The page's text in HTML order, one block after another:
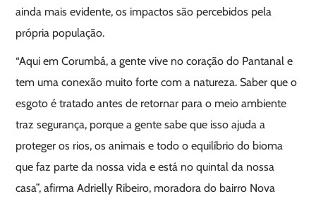
ainda mais evidente, os impactos são percebidos pela
própria população.
“Aqui em Corumbá, a gente vive no coração do Pantanal e
tem uma conexão muito forte com a natureza. Saber que o
esgoto é tratado antes de retornar para o meio ambiente
traz segurança, porque a gente sabe que isso ajuda a
proteger os rios, os animais e todo o equilíbrio do bioma
que faz parte da nossa vida e está no quintal da nossa
casa”, afirma Adrielly Ribeiro, moradora do bairro Nova